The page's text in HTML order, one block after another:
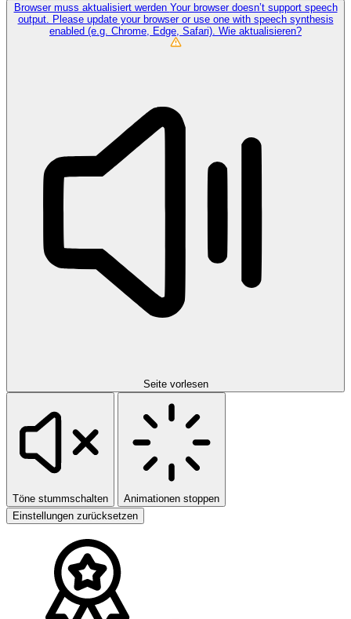
Browser muss aktualisiert werden Your browser doesn’t support speech
output. Please update your browser or use one with speech synthesis
enabled (e.g. Chrome, Edge, Safari). Wie aktualisieren?
Seite vorlesen
Töne stummschalten
Animationen stoppen
Einstellungen zurücksetzen